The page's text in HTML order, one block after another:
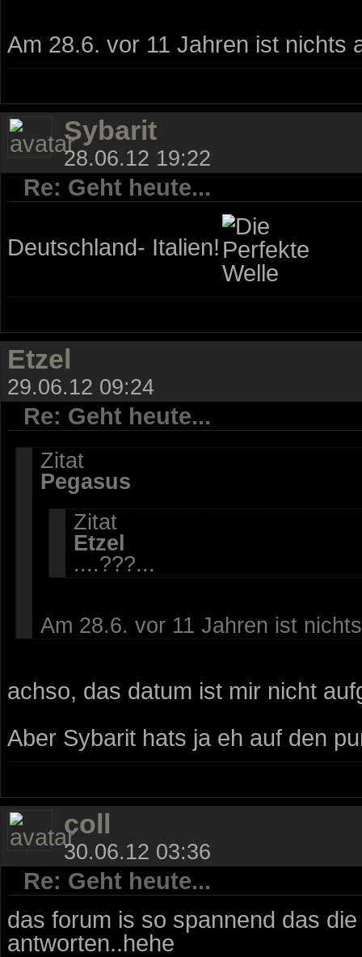
Am 28.6. vor 11 Jahren ist nichts
Sybarit
28.06.12 19:22
Re: Geht heute...
Deutschland- Italien!
Etzel
29.06.12 09:24
Re: Geht heute...
Zitat
Pegasus
Zitat
Etzel
....???...
Am 28.6. vor 11 Jahren ist
achso, das datum ist mir nicht
Aber Sybarit hats ja eh auf den
coll
30.06.12 03:36
Re: Geht heute...
das forum is so spannend das
antworten..hehe